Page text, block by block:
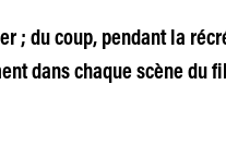
; du coup, pendant la
dans chaque scène